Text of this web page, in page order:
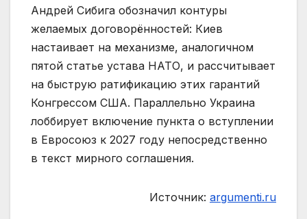
Андрей Сибига обозначил контуры
желаемых договорённостей: Киев
настаивает на механизме, аналогичном
пятой статье устава НАТО, и рассчитывает
на быструю ратификацию этих гарантий
Конгрессом США. Параллельно Украина
лоббирует включение пункта о вступлении
в Евросоюз к 2027 году непосредственно
в текст мирного соглашения.
Источник: argumenti.ru